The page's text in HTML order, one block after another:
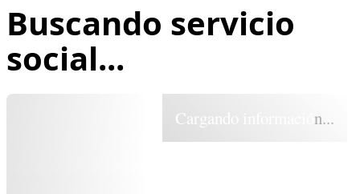
Buscando servicio
social...
Cargando información...